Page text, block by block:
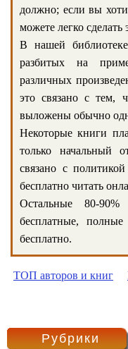
должно; если вы
можете легко
В нашей
разбитых на
различных
это связано с тем,
выложены обычно
Некоторые книги
только начальный
связано с
бесплатно читать
Остальные 80-
бесплатные,
бесплатно.
ТОП авторов и книг
Рубрики